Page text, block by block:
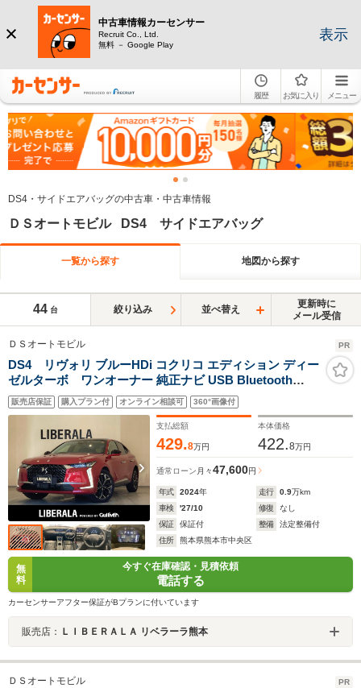
中古車情報カーセンサー
Recruit Co., Ltd.
無料 － Google Play
表示
履歴 お気に入り メニュー
DS4・サイドエアバッグの中古車・中古車情報
ＤＳオートモビル DS4 サイドエアバッグ
一覧から探す 地図から探す
44 台 絞り込み 並べ替え
更新時に
メール受信
ＤＳオートモビル PR
DS4 リヴォリ ブルーHDi コクリコ エディション ディー
ゼルターボ ワンオーナー 純正ナビ USB Bluetooth
AppleCarPlay ETC 360度カメラ バックカメラ パーキン
グセンサー リアクロストラフィックアラート レーンキー
プアシスト アクティブセーフティブレーキ 純正19インチ
アルミ
販売店保証 購入プラン付 オンライン相談可 360°画像付
支払総額
429.8万円
本体価格
422.8万円
通常ローン 月々47,600円
年式 2024年 走行 0.9万km
車検
'27/10 修復
なし
保証
保証付 整備
法定整備付
住所
熊本県熊本市中央区
無
料
今すぐ在庫確認・見積依頼
電話する
カーセンサーアフター保証がBプランに付いています
販売店： ＬＩＢＥＲＡＬＡ リベラーラ熊本
ＤＳオートモビル PR